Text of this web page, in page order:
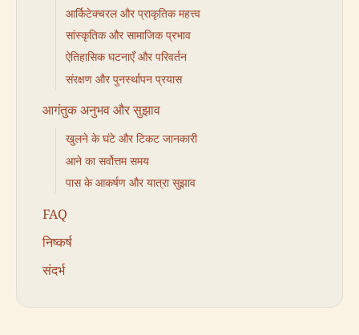
आर्किटेक्चरल और प्राकृतिक महत्त्व
सांस्कृतिक और सामाजिक प्रभाव
ऐतिहासिक घटनाएँ और परिवर्तन
संरक्षण और पुनर्स्थापन प्रयास
आगंतुक अनुभव और सुझाव
खुलने के घंटे और टिकट जानकारी
आने का सर्वोत्तम समय
पास के आकर्षण और यात्रा सुझाव
FAQ
निष्कर्ष
संदर्भ